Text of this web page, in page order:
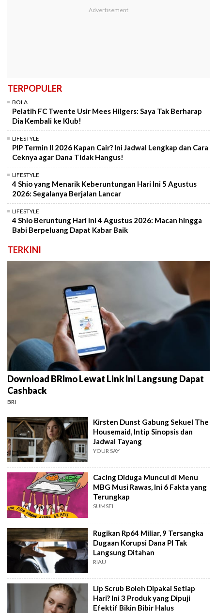
TERPOPULER
BOLA
Pelatih FC Twente Usir Mees Hilgers: Saya Tak Berharap
Dia Kembali ke Klub!
LIFESTYLE
PIP Termin II 2026 Kapan Cair? Ini Jadwal Lengkap dan Cara
Ceknya agar Dana Tidak Hangus!
LIFESTYLE
4 Shio yang Menarik Keberuntungan Hari Ini 5 Agustus
2026: Segalanya Berjalan Lancar
LIFESTYLE
4 Shio Beruntung Hari Ini 4 Agustus 2026: Macan hingga
Babi Berpeluang Dapat Kabar Baik
TERKINI
Download BRImo Lewat Link Ini Langsung Dapat
Cashback
BRI
Kirsten Dunst Gabung Sekuel The
Housemaid, Intip Sinopsis dan
Jadwal Tayang
YOUR SAY
Cacing Diduga Muncul di Menu
MBG Musi Rawas, Ini 6 Fakta yang
Terungkap
SUMSEL
Rugikan Rp64 Miliar, 9 Tersangka
Dugaan Korupsi Dana PI Tak
Langsung Ditahan
RIAU
Lip Scrub Boleh Dipakai Setiap
Hari? Ini 3 Produk yang Dipuji
Efektif Bikin Bibir Halus